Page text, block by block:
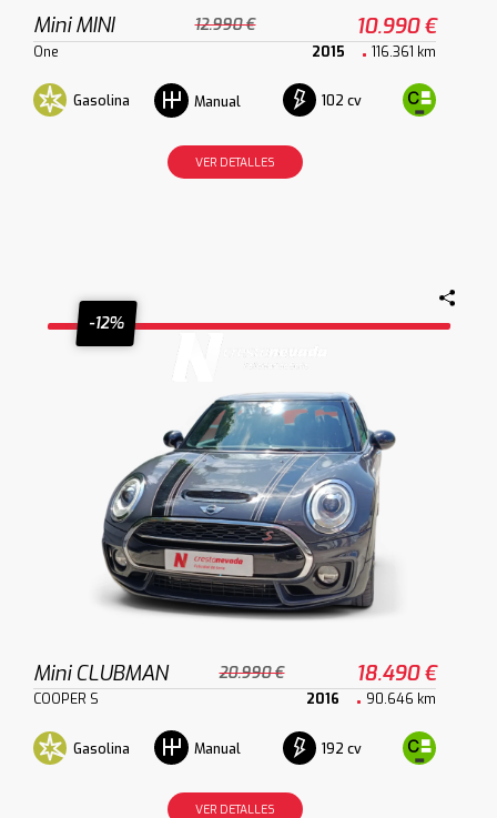
Mini MINI 12.990 € 10.990 €
One 2015 116.361 km
Gasolina Manual 102 cv
VER DETALLES
-12%
Mini CLUBMAN 20.990 € 18.490 €
COOPER S 2016 90.646 km
Gasolina Manual 192 cv
VER DETALLES